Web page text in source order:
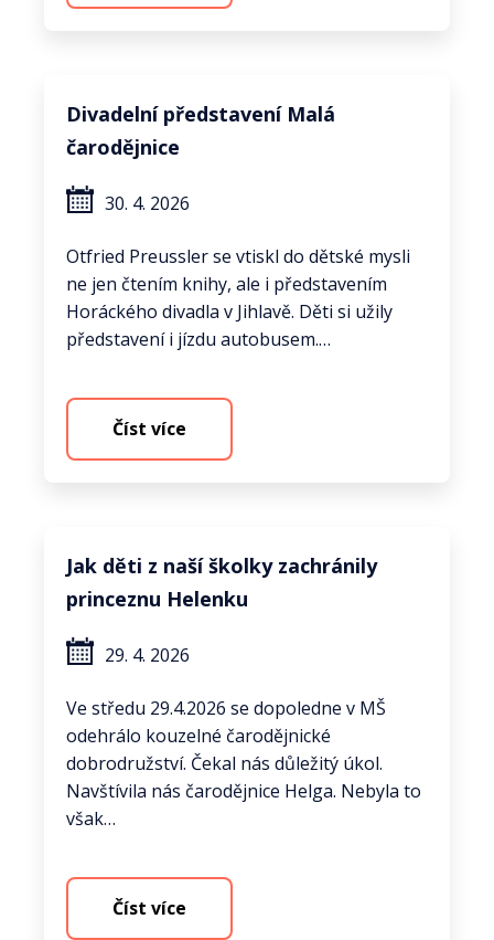
Divadelní představení Malá
čarodějnice
30. 4. 2026
Otfried Preussler se vtiskl do dětské mysli
ne jen čtením knihy, ale i představením
Horáckého divadla v Jihlavě. Děti si užily
představení i jízdu autobusem.…
Číst více
Jak děti z naší školky zachránily
princeznu Helenku
29. 4. 2026
Ve středu 29.4.2026 se dopoledne v MŠ
odehrálo kouzelné čarodějnické
dobrodružství. Čekal nás důležitý úkol.
Navštívila nás čarodějnice Helga. Nebyla to
však…
Číst více